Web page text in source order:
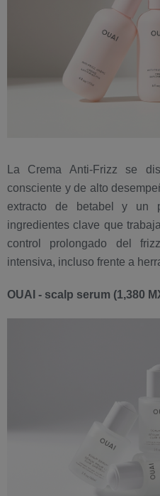
La Crema Anti-Frizz se
consciente y de alto
extracto de betabel y un
ingredientes clave que
control prolongado del
intensiva, incluso frente a
OUAI - scalp serum (1,380